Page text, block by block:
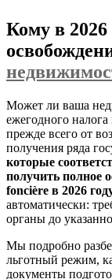
Кому в 2026
Может ли ваша
ежегодного
прежде всего от
получения ряда
которые
получить полное
foncière в 2026
автоматически:
органы до
Мы подробно
льготный режим,
документы